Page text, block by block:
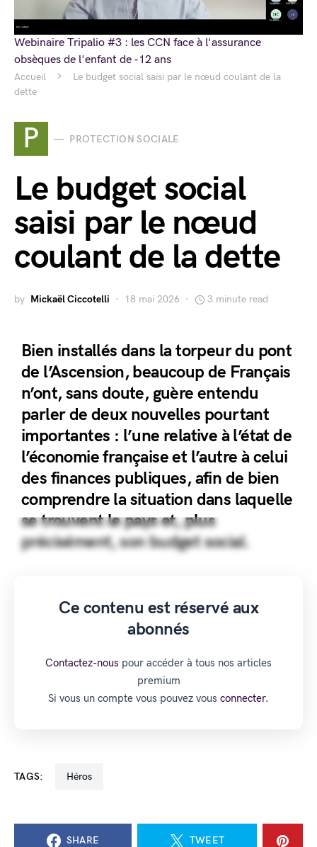
Accueil
Le budget social saisi par le nœud coulant de la
dette
P PROTECTION SOCIALE
Le budget social
saisi par le nœud
coulant de la dette
by Mickaël Ciccotelli 18 mai 2026 3 minute read
Bien installés dans la torpeur du pont
de l’Ascension, beaucoup de Français
n’ont, sans doute, guère entendu
parler de deux nouvelles pourtant
importantes : l’une relative à l’état de
l’économie française et l’autre à celui
des finances publiques, afin de bien
comprendre la situation dans laquelle
se trouvent le pays et, plus
précisément, son budget social.
Ce contenu est réservé aux
abonnés
Contactez-nous pour accéder à tous nos articles
premium
Si vous un compte vous pouvez vous connecter.
TAGS: Héros
SHARE TWEET
Webinaire Tripalio #3 : les CCN face à l'assurance
obsèques de l'enfant de -12 ans